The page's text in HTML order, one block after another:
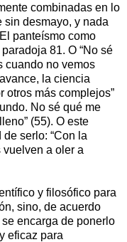
combinadas en lo
sin desmayo, y nada
panteísmo como
81. O “No sé
cuando no vemos
la ciencia
otros más complejos”
No sé qué me
(55). O este
serlo: “Con la
vuelven a oler a
y filosófico para
sino, de acuerdo
encarga de ponerlo
eficaz para